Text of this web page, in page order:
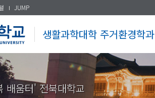
JUMP
생활과학대학 주거환경학과
배움터' 전북대학교